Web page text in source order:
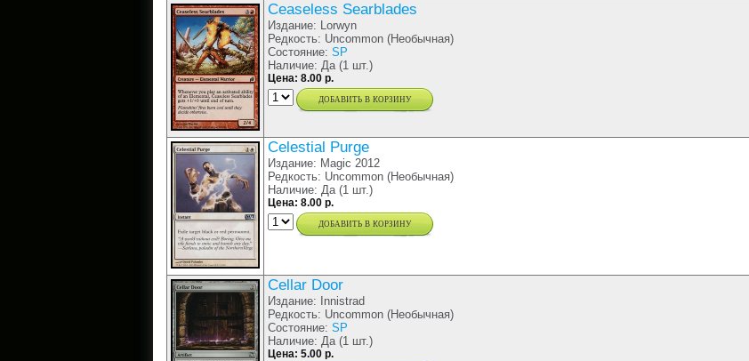
Ceaseless Searblades
Издание: Lorwyn
Редкость: Uncommon (Необычная)
Состояние: SP
Наличие: Да (1 шт.)
Цена: 8.00 р.
добавить в корзину
Celestial Purge
Издание: Magic 2012
Редкость: Uncommon (Необычная)
Наличие: Да (1 шт.)
Цена: 8.00 р.
добавить в корзину
Cellar Door
Издание: Innistrad
Редкость: Uncommon (Необычная)
Состояние: SP
Наличие: Да (1 шт.)
Цена: 5.00 р.